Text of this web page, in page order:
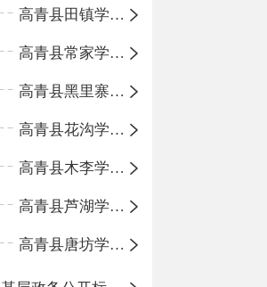
高青县田镇学区中心小学
高青县常家学区中心小学
高青县黑里寨学区中心小学
高青县花沟学区中心小学
高青县木李学区中心小学
高青县芦湖学区中心小学
高青县唐坊学区中心小学